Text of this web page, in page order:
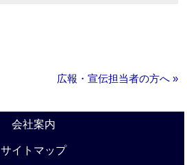
広報・宣伝担当者の方へ »
会社案内
サイトマップ